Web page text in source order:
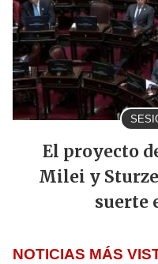
El proyecto
Milei y
suerte
NOTICIAS MÁS